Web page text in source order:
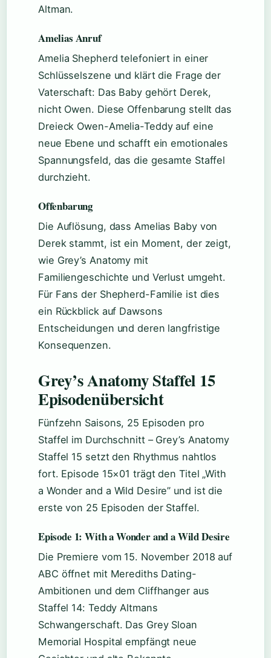
Altman.
Amelias Anruf
Amelia Shepherd telefoniert in einer
Schlüsselszene und klärt die Frage der
Vaterschaft: Das Baby gehört Derek,
nicht Owen. Diese Offenbarung stellt das
Dreieck Owen-Amelia-Teddy auf eine
neue Ebene und schafft ein emotionales
Spannungsfeld, das die gesamte Staffel
durchzieht.
Offenbarung
Die Auflösung, dass Amelias Baby von
Derek stammt, ist ein Moment, der zeigt,
wie Grey’s Anatomy mit
Familiengeschichte und Verlust umgeht.
Für Fans der Shepherd-Familie ist dies
ein Rückblick auf Dawsons
Entscheidungen und deren langfristige
Konsequenzen.
Grey’s Anatomy Staffel 15
Episodenübersicht
Fünfzehn Saisons, 25 Episoden pro
Staffel im Durchschnitt – Grey’s Anatomy
Staffel 15 setzt den Rhythmus nahtlos
fort. Episode 15×01 trägt den Titel „With
a Wonder and a Wild Desire” und ist die
erste von 25 Episoden der Staffel.
Episode 1: With a Wonder and a Wild Desire
Die Premiere vom 15. November 2018 auf
ABC öffnet mit Merediths Dating-
Ambitionen und dem Cliffhanger aus
Staffel 14: Teddy Altmans
Schwangerschaft. Das Grey Sloan
Memorial Hospital empfängt neue